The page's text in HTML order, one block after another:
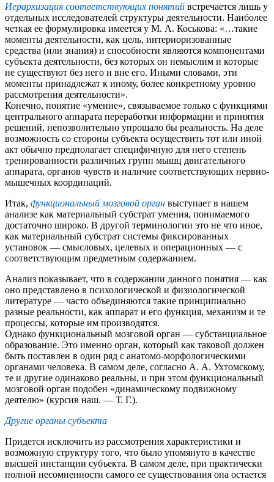
Иерархизация соответствующих понятий встречается лишь у
отдельных исследователей структуры деятельности. Наиболее
четкая ее формулировка имеется у М. А. Коськова: «…такие
моменты деятельности, как цель, интериоризованные
средства (или знания) и способности являются компонентами
субъекта деятельности, без которых он немыслим и которые
не существуют без него и вне его. Иными словами, эти
моменты принадлежат к иному, более конкретному уровню
рассмотрения деятельности».
Конечно, понятие «умение», связываемое только с функциями
центрального аппарата переработки информации и принятия
решений, непозволительно упрощало бы реальность. На деле
возможность со стороны субъекта осуществить тот или иной
акт обычно предполагает специфичную для него степень
тренированности различных групп мышц двигательного
аппарата, органов чувств и наличие соответствующих нервно-
мышечных координаций.
Итак, функциональный мозговой орган выступает в нашем
анализе как материальный субстрат умения, понимаемого
достаточно широко. В другой терминологии это не что иное,
как материальный субстрат системы фиксированных
установок — смысловых, целевых и операционных — с
соответствующим предметным содержанием.
Анализ показывает, что в содержании данного понятия — как
оно представлено в психологической и физиологической
литературе — часто объединяются такие принципиально
разные реальности, как аппарат и его функция, механизм и те
процессы, которые им производятся.
Однако функциональный мозговой орган — субстанциальное
образование. Это именно орган, который как таковой должен
быть поставлен в один ряд с анатомо-морфологическими
органами человека. В самом деле, согласно А. А. Ухтомскому,
те и другие одинаково реальны, и при этом функциональный
мозговой орган подобен «динамическому подвижному
деятелю» (курсив наш. — Т. Г.).
Другие органы субъекта
Придется исключить из рассмотрения характеристики и
возможную структуру того, что было упомянуто в качестве
высшей инстанции субъекта. В самом деле, при практически
полной несомненности самого ее существования она остается